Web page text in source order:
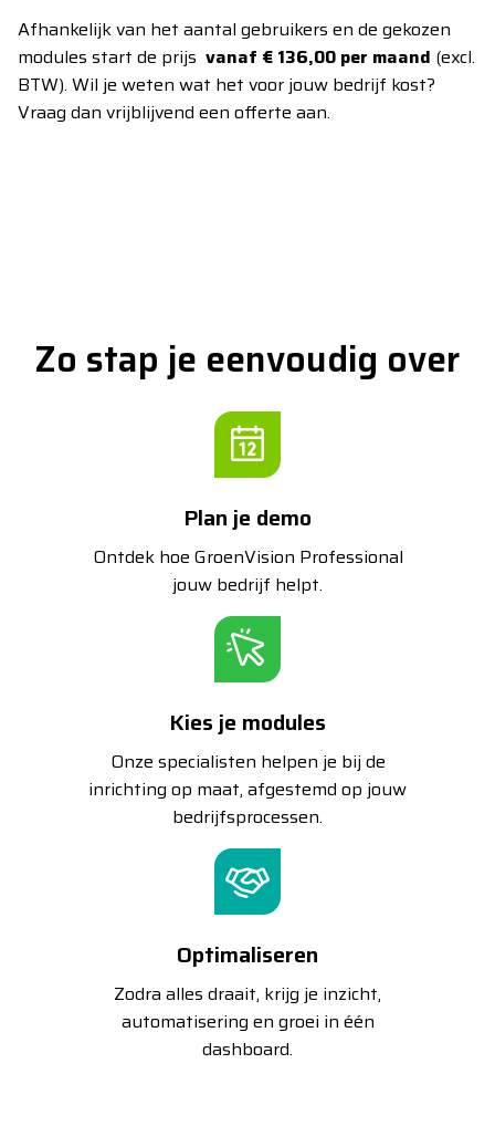
Afhankelijk van het aantal gebruikers en de gekozen
modules start de prijs vanaf € 136,00 per maand (excl.
BTW). Wil je weten wat het voor jouw bedrijf kost?
Vraag dan vrijblijvend een offerte aan.
Zo stap je eenvoudig over
Plan je demo
Ontdek hoe GroenVision Professional
jouw bedrijf helpt.
Kies je modules
Onze specialisten helpen je bij de
inrichting op maat, afgestemd op jouw
bedrijfsprocessen.
Optimaliseren
Zodra alles draait, krijg je inzicht,
automatisering en groei in één
dashboard.